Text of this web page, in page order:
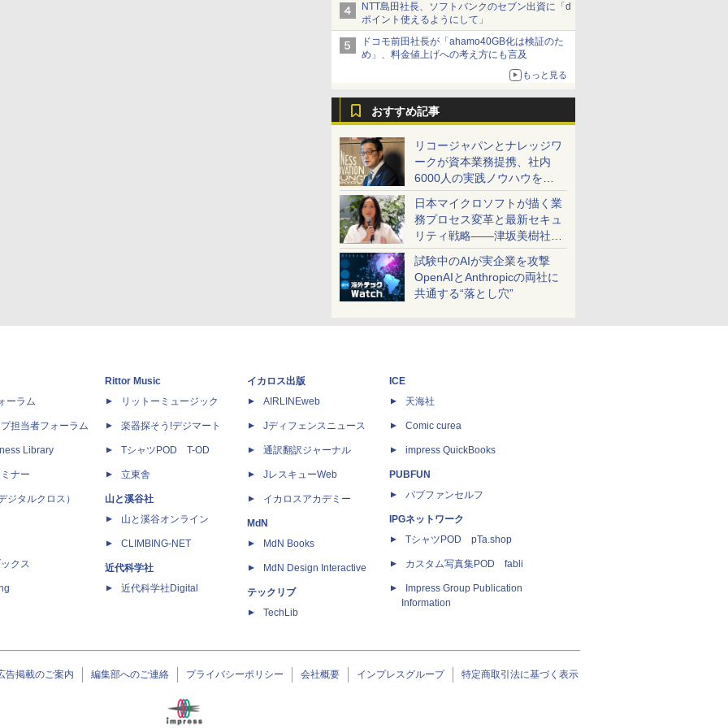
NTT島田社長、ソフトバンクのセブン出資に「d
ポイント使えるようにして」
ドコモ前田社長が「ahamo40GB化は検証のた
め」、料金値上げへの考え方にも言及
もっと見る
おすすめ記事
リコージャパンとナレッジワ
ークが資本業務提携、社内
6000人の実践ノウハウを生
かした「AI商談記録 for
RICOH」を展開へ
日本マイクロソフトが描く業
務プロセス変革と最新セキュ
リティ戦略――津坂美樹社長
が2027年度戦略を説明
試験中のAIが実企業を攻撃
OpenAIとAnthropicの両社に
共通する“落とし穴”
ーラム
担当者フォーラム
Library
ナー
ジタルクロス）
クス
Rittor Music
リットーミュージック
楽器探そう!デジマート
TシャツPOD T-OD
立東舎
山と溪谷社
山と溪谷オンライン
CLIMBING-NET
近代科学社
近代科学社Digital
イカロス出版
AIRLINEweb
Jディフェンスニュース
通訳翻訳ジャーナル
JレスキューWeb
イカロスアカデミー
MdN
MdN Books
MdN Design Interactive
テックリブ
TechLib
ICE
天海社
Comic curea
impress QuickBooks
PUBFUN
パブファンセルフ
IPGネットワーク
TシャツPOD pTa.shop
カスタム写真集POD fabli
Impress Group Publication
Information
告掲載のご案内 編集部へのご連絡 プライバシーポリシー 会社概要 インプレスグループ 特定商取引法に基づく表示